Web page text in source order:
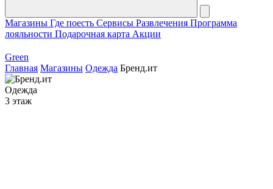
Магазины Где поесть Сервисы Развлечения Программа
лояльности Подарочная карта Акции
Green
Главная Магазины Одежда Бренд.ит
Одежда
3 этаж